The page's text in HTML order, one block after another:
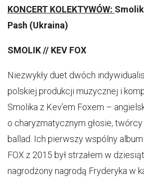
KONCERT KOLEKTYWÓW:
Pash (Ukraina)
SMOLIK // KEV FOX
Niezwykły duet dwóch
polskiej produkcji muzycznej i
Smolika z Kev’em Foxem –​
o charyzmatycznym głosie,
ballad. Ich pierwszy wspólny
FOX z 2015 był strzałem w
nagrodzony nagrodą Fryderyka w